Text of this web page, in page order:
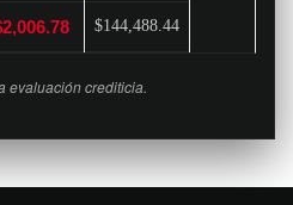
$144,488.44
evaluación crediticia.